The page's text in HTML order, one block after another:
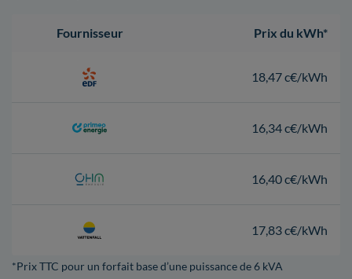
Fournisseur Prix du kWh*
18,47 c€/kWh
16,34 c€/kWh
16,40 c€/kWh
17,83 c€/kWh
*Prix TTC pour un forfait base d’une puissance de 6 kVA